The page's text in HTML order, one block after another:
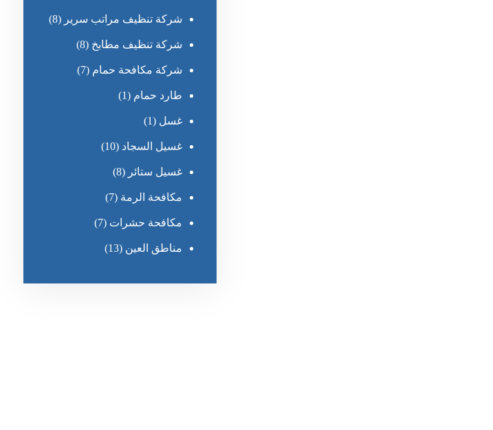
شركة تنظيف مراتب سرير (8)
شركة تنظيف مطابخ (8)
شركة مكافحة حمام (7)
طارد حمام (1)
غسل (1)
غسيل السجاد (10)
غسيل ستائر (8)
مكافحة الرمة (7)
مكافحة حشرات (7)
مناطق العين (13)